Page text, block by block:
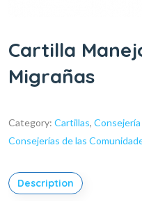
Cartilla
Migrañas
Category: Cartillas,
Consejerías de las
Description